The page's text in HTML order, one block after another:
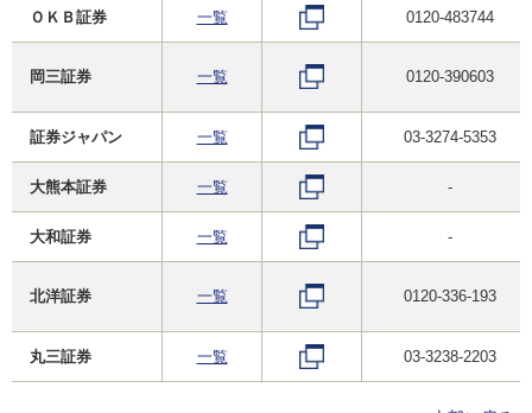
ＯＫＢ証券 一覧 0120-483744
岡三証券 一覧 0120-390603
証券ジャパン 一覧 03-3274-5353
大熊本証券 一覧 -
大和証券 一覧 -
北洋証券 一覧 0120-336-193
丸三証券 一覧 03-3238-2203